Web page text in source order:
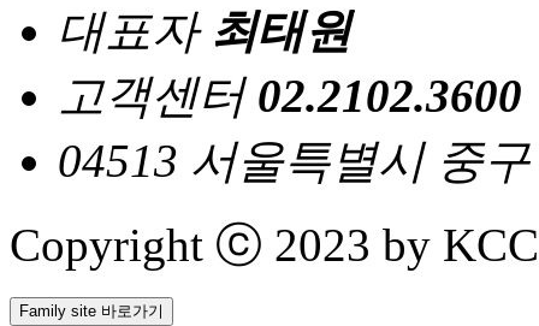
대표자 최태원
고객센터 02.2102.3600
04513 서울특별시 중
Copyright ⓒ 2023 by
Family site 바로가기